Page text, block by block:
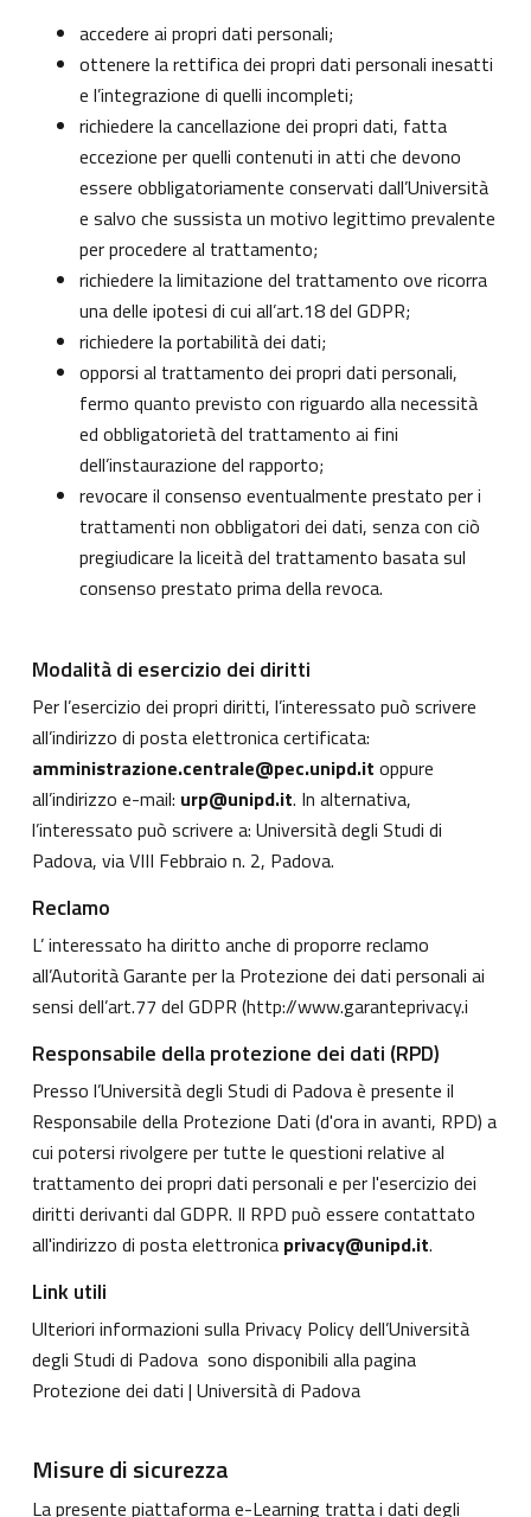
accedere ai propri dati personali;
ottenere la rettifica dei propri dati personali inesatti
e l’integrazione di quelli incompleti;
richiedere la cancellazione dei propri dati, fatta
eccezione per quelli contenuti in atti che devono
essere obbligatoriamente conservati dall’Università
e salvo che sussista un motivo legittimo prevalente
per procedere al trattamento;
richiedere la limitazione del trattamento ove ricorra
una delle ipotesi di cui all’art.18 del GDPR;
richiedere la portabilità dei dati;
opporsi al trattamento dei propri dati personali,
fermo quanto previsto con riguardo alla necessità
ed obbligatorietà del trattamento ai fini
dell’instaurazione del rapporto;
revocare il consenso eventualmente prestato per i
trattamenti non obbligatori dei dati, senza con ciò
pregiudicare la liceità del trattamento basata sul
consenso prestato prima della revoca.
Modalità di esercizio dei diritti
Per l’esercizio dei propri diritti, l’interessato può scrivere
all’indirizzo di posta elettronica certificata:
amministrazione.centrale@pec.unipd.it oppure
all’indirizzo e-mail: urp@unipd.it. In alternativa,
l’interessato può scrivere a: Università degli Studi di
Padova, via VIII Febbraio n. 2, Padova.
Reclamo
L’ interessato ha diritto anche di proporre reclamo
all’Autorità Garante per la Protezione dei dati personali ai
sensi dell’art.77 del GDPR (http://www.garanteprivacy.i
Responsabile della protezione dei dati (RPD)
Presso l’Università degli Studi di Padova è presente il
Responsabile della Protezione Dati (d'ora in avanti, RPD) a
cui potersi rivolgere per tutte le questioni relative al
trattamento dei propri dati personali e per l'esercizio dei
diritti derivanti dal GDPR. Il RPD può essere contattato
all'indirizzo di posta elettronica privacy@unipd.it.
Link utili
Ulteriori informazioni sulla Privacy Policy dell’Università
degli Studi di Padova sono disponibili alla pagina
Protezione dei dati | Università di Padova
Misure di sicurezza
La presente piattaforma e-Learning tratta i dati degli